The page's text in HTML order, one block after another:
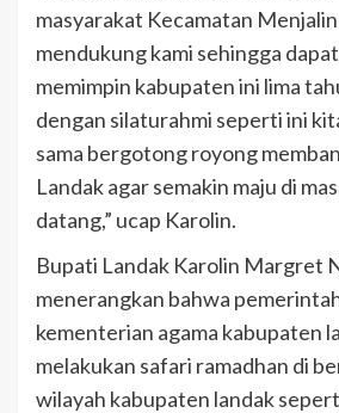
masyarakat Kecamatan
mendukung kami sehingga
memimpin kabupaten ini lima
dengan silaturahmi seperti ini
sama bergotong royong
Landak agar semakin maju di
datang,” ucap Karolin.
Bupati Landak Karolin Margret
menerangkan bahwa
kementerian agama kabupaten
melakukan safari ramadhan di
wilayah kabupaten landak